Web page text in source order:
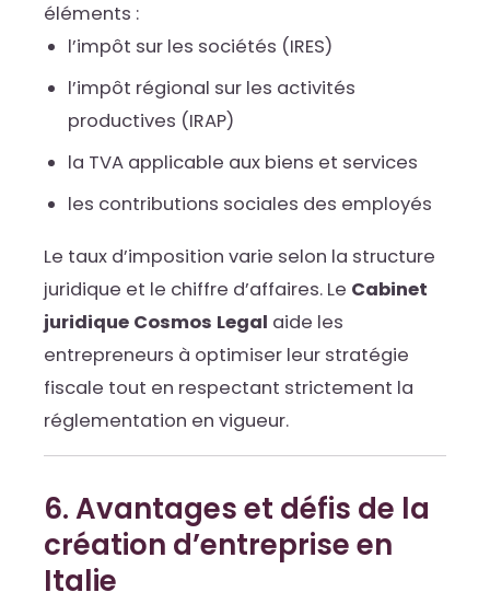
éléments :
l’impôt sur les sociétés (IRES)
l’impôt régional sur les activités
productives (IRAP)
la TVA applicable aux biens et services
les contributions sociales des employés
Le taux d’imposition varie selon la structure
juridique et le chiffre d’affaires. Le Cabinet
juridique Cosmos Legal aide les
entrepreneurs à optimiser leur stratégie
fiscale tout en respectant strictement la
réglementation en vigueur.
6. Avantages et défis de la
création d’entreprise en
Italie